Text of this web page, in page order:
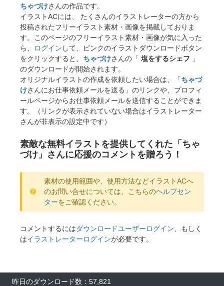
ちゃづけさんの作品です。
イラストACには、 たくさんのイラストレーターの方から
投稿されたフリーイラスト素材・画像を掲載しておりま
す。このページのフリーイラスト素材・画像が気に入った
ら、
ログイン して、ピンクのイラストダウンロードボタン
をクリックすると、 ちゃづけさんの「 塩をするシェフ 」
のダウンロードが開始されます。
オリジナルイラストの作成を依頼したい場合は、「ちゃづ
けさんにお仕事依頼メールを送る」のリンクや、プロフィ
ールページからお仕事依頼メールを送信することができま
す。（リンクが表示されていない場合はイラストレーター
さんが非表示の設定中です）
素敵な無料イラストを提供してくれた「ちゃ
づけ」さんに応援のコメントを贈ろう！
素材の使用範囲や、使用方法などイラストACへ
のお問い合せについては、こちらのヘルプセン
ターをご確認ください。
コメントするにはダウンロードユーザーログイン 、もしく
はイラストレーターログインが必要です。
昨日のダウンロード数：57,821